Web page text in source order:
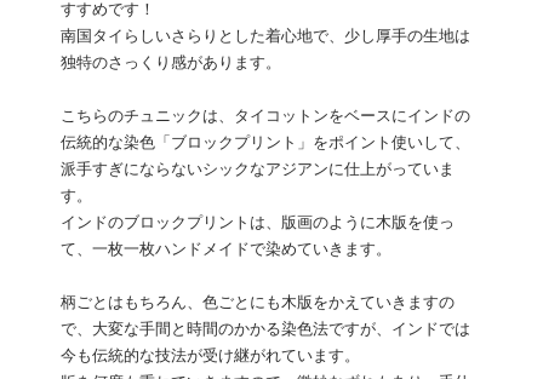
すすめです！
南国タイらしいさらりとした着心地で、少し厚手の生地は
独特のさっくり感があります。
こちらのチュニックは、タイコットンをベースにインドの
伝統的な染色「ブロックプリント」をポイント使いして、
派手すぎにならないシックなアジアンに仕上がっていま
す。
インドのブロックプリントは、版画のように木版を使っ
て、一枚一枚ハンドメイドで染めていきます。
柄ごとはもちろん、色ごとにも木版をかえていきますの
で、大変な手間と時間のかかる染色法ですが、インドでは
今も伝統的な技法が受け継がれています。